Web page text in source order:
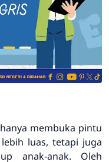
membuka pintu
luas, tetapi juga
anak-anak. Oleh